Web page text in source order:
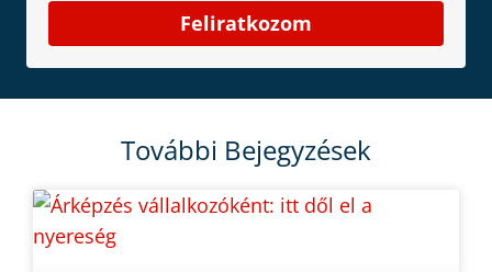
Feliratkozom
További Bejegyzések